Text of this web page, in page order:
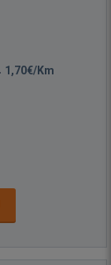
1,70€/Km